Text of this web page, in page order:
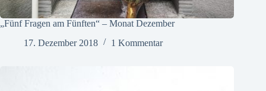
„Fünf Fragen am Fünften“ – Monat Dezember
17. Dezember 2018
1 Kommentar